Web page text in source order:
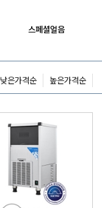
스페셜얼음
낮은가격순 높은가격순